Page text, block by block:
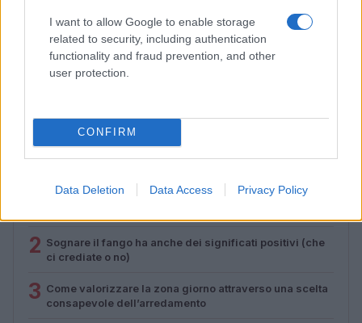
I want to allow Google to enable storage
related to security, including authentication
functionality and fraud prevention, and other
user protection.
CONFIRM
Data Deletion Data Access Privacy Policy
Come abbinare le scarpe arancioni: consigli e
ispirazioni per l’estate 2026
2 Sognare il fango ha anche dei significati positivi (che
ci crediate o no)
3 Come valorizzare la zona giorno attraverso una scelta
consapevole dell’arredamento